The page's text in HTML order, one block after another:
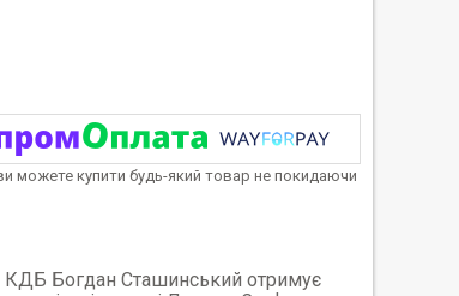
можете купити будь-який товар не покидаючи
КДБ Богдан Сташинський отримує